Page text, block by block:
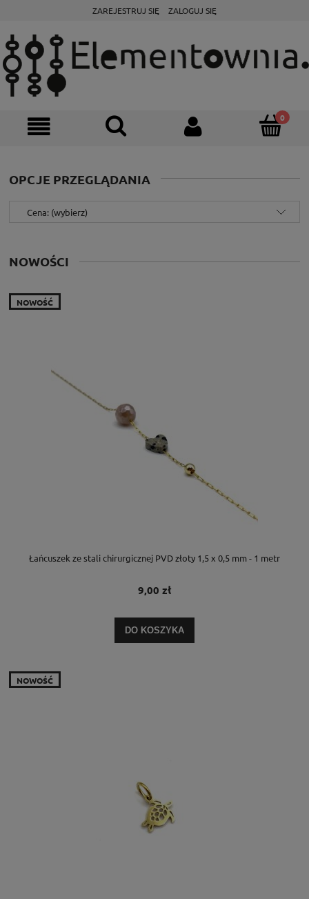
ZAREJESTRUJ SIĘ ZALOGUJ SIĘ
OPCJE PRZEGLĄDANIA
Cena: (wybierz)
NOWOŚCI
Łańcuszek ze stali chirurgicznej PVD złoty 1,5 x 0,5 mm - 1 metr
9,00 zł
DO KOSZYKA
NOWOŚĆ
NOWOŚĆ